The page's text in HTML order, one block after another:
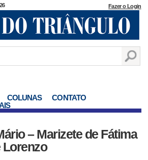
Fazer o Login
COLUNAS
CONTATO
– Marizete de Fátima
Lorenzo